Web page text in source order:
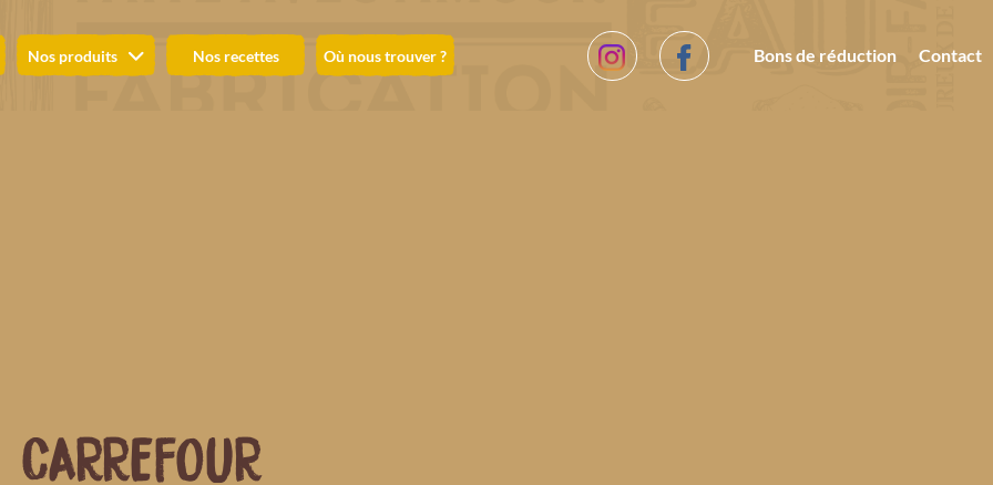
Nos produits Nos recettes Où nous trouver ? Bons de réduction Contact
CARREFOUR